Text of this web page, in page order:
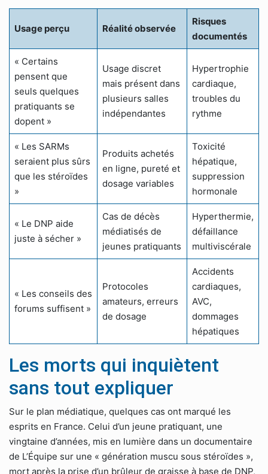
Usage perçu Réalité observée
Risques
documentés
« Certains
pensent que
seuls quelques
pratiquants se
dopent »
Usage discret
mais présent dans
plusieurs salles
indépendantes
Hypertrophie
cardiaque,
troubles du
rythme
« Les SARMs
seraient plus sûrs
que les stéroïdes
»
Produits achetés
en ligne, pureté et
dosage variables
Toxicité
hépatique,
suppression
hormonale
« Le DNP aide
juste à sécher »
Cas de décès
médiatisés de
jeunes pratiquants
Hyperthermie,
défaillance
multiviscérale
« Les conseils des
forums suffisent »
Protocoles
amateurs, erreurs
de dosage
Accidents
cardiaques,
AVC,
dommages
hépatiques
Les morts qui inquiètent
sans tout expliquer
Sur le plan médiatique, quelques cas ont marqué les
esprits en France. Celui d’un jeune pratiquant, une
vingtaine d’années, mis en lumière dans un documentaire
de L’Équipe sur une « génération muscu sous stéroïdes »,
mort après la prise d’un brûleur de graisse à base de DNP,